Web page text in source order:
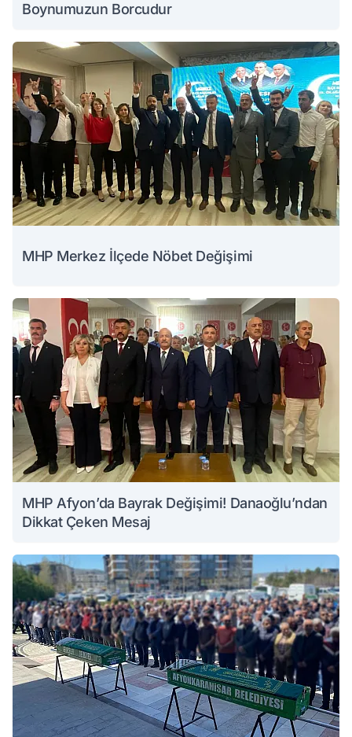
Boynumuzun Borcudur
MHP Merkez İlçede Nöbet Değişimi
MHP Afyon’da Bayrak Değişimi! Danaoğlu’ndan
Dikkat Çeken Mesaj